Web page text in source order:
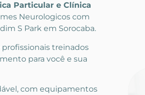
Particular e Clínica
Neurologicos com
S Park em Sorocaba.
treinados
para você e sua
com equipamentos